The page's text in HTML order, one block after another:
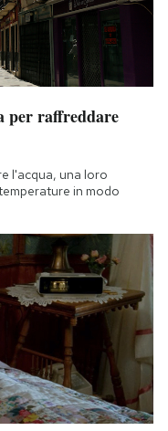
per raffreddare
l'acqua, una loro
in modo